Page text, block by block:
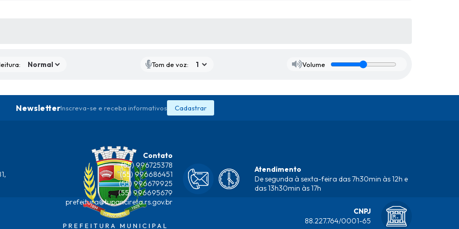
Tom de voz: Volume
NewsletterInscreva-se e receba informativos Cadastrar
Contato
(55) 996725378
(55) 996686451
(55) 996679925
(55) 996695679
prefeitura@tupancireta.rs.gov.br
Atendimento
De segunda à sexta-feira das 7h30min às 12h e
das 13h30min às 17h
CNPJ
88.227.764/0001-65